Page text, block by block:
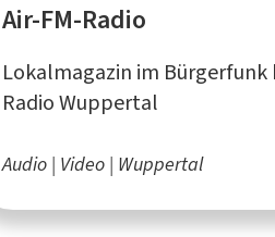
Air-FM-Radio
Lokalmagazin im Bürgerfunk
Radio Wuppertal
Audio Video Wuppertal